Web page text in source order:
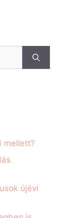
mellett?
újévi